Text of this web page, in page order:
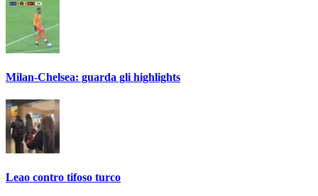
Milan-Chelsea: guarda gli highlights
Leao contro tifoso turco